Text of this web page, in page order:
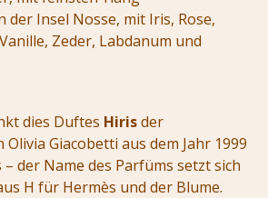
der Insel Nosse, mit Iris, Rose,
Zeder, Labdanum und
dies Duftes Hirisder
Giacobetti aus dem Jahr 1999
der Name des Parfüms setzt sich
H für Hermès und der Blume.